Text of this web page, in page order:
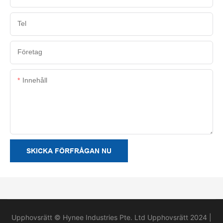
Tel
Företag
Innehåll
SKICKA FÖRFRÅGAN NU
Upphovsrätt © Hynee Industries Pte. Ltd Upphovsrätt 2024 |